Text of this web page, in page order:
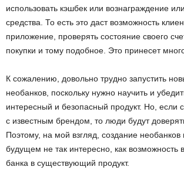
использовать кэшбек или вознаграждение
средства. То есть это даст возможность
приложение, проверять состояние своего
покупки и тому подобное. Это принесет
К сожалению, довольно трудно запустить
необанков, поскольку нужно научить и
интересный и безопасный продукт. Но, если
с известным брендом, то люди будут
Поэтому, на мой взгляд, создание
будущем не так интересно, как возможность
банка в существующий продукт.